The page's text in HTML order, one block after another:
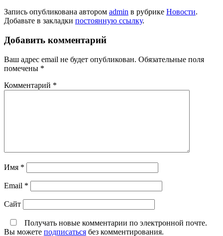
Запись опубликована автором admin в рубрике Новости.
Добавьте в закладки постоянную ссылку.
Добавить комментарий
Ваш адрес email не будет опубликован. Обязательные поля
помечены *
Комментарий *
Имя *
Email *
Сайт
Получать новые комментарии по электронной почте.
Вы можете подписаться без комментирования.